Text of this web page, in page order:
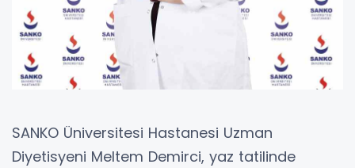
SANKO Üniversitesi Hastanesi Uzman
Diyetisyeni Meltem Demirci, yaz tatilinde